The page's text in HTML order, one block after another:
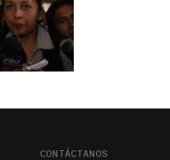
CONTÁCTANOS